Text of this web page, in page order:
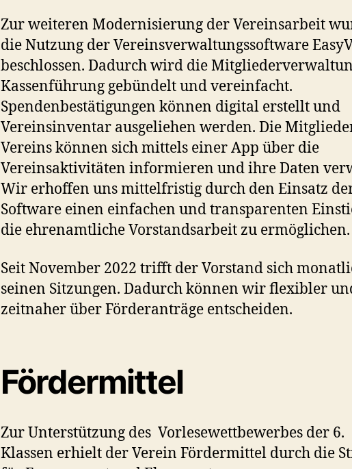
Zur weiteren Modernisierung der Vereinsarbeit
die Nutzung der Vereinsverwaltungssoftware
beschlossen. Dadurch wird die
Kassenführung gebündelt und vereinfacht.
Spendenbestätigungen können digital erstellt und
Vereinsinventar ausgeliehen werden. Die
Vereins können sich mittels einer App über die
Vereinsaktivitäten informieren und ihre Daten
Wir erhoffen uns mittelfristig durch den Einsatz
Software einen einfachen und transparenten
die ehrenamtliche Vorstandsarbeit zu ermöglichen.
Seit November 2022 trifft der Vorstand sich
seinen Sitzungen. Dadurch können wir flexibler
zeitnaher über Förderanträge entscheiden.
Fördermittel
Zur Unterstützung des Vorlesewettbewerbes der 6.
Klassen erhielt der Verein Fördermittel durch die